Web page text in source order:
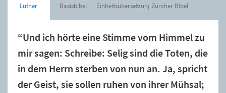
Luther Basisbibel Einheitsübersetzung Zürcher Bibel
“Und ich hörte eine Stimme vom Himmel zu
mir sagen: Schreibe: Selig sind die Toten, die
in dem Herrn sterben von nun an. Ja, spricht
der Geist, sie sollen ruhen von ihrer Mühsal;